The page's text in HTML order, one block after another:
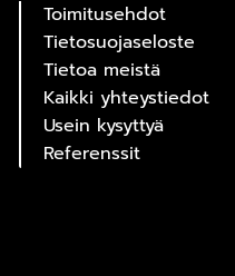
Toimitusehdot
Tietosuojaseloste
Tietoa meistä
Kaikki yhteystiedot
Usein kysyttyä
Referenssit